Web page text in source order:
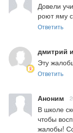
Довели
роют яму
Ответить
дмитрий
Эту
Ответить
Аноним
В школе
чтобы
жалобы!